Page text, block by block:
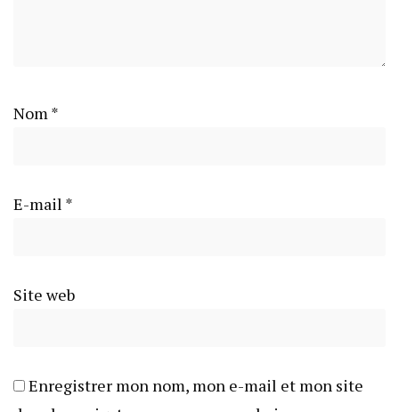
Nom *
E-mail *
Site web
Enregistrer mon nom, mon e-mail et mon site